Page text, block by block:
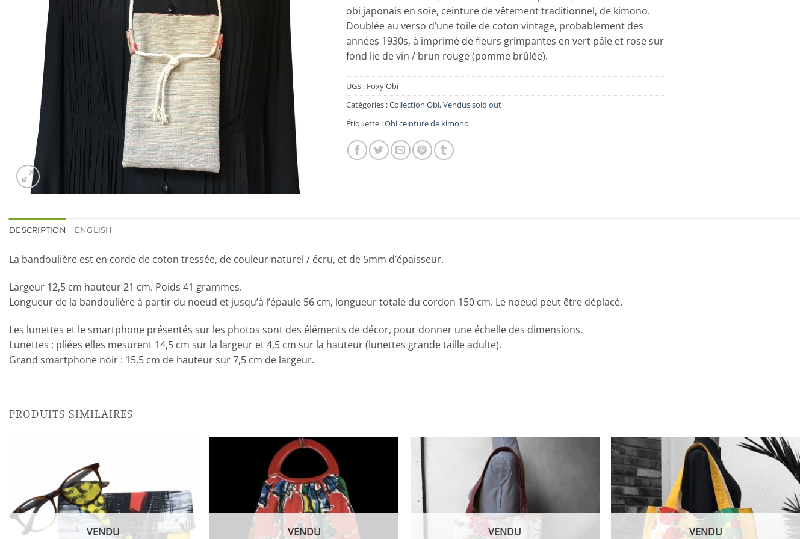
obi japonais en soie, ceinture de vêtement traditionnel, de kimono.
Doublée au verso d’une toile de coton vintage, probablement des
années 1930s, à imprimé de fleurs grimpantes en vert pâle et rose sur
fond lie de vin / brun rouge (pomme brûlée).
UGS : Foxy Obi
Catégories :Collection Obi,Vendus sold out
Étiquette :Obi ceinture de kimono
DESCRIPTION ENGLISH
La bandoulière est en corde de coton tressée, de couleur naturel / écru, et de 5mm d’épaisseur.
Largeur 12,5 cm hauteur 21 cm. Poids 41 grammes.
Longueur de la bandoulière à partir du noeud et jusqu’à l’épaule 56 cm, longueur totale du cordon 150 cm. Le noeud peut être déplacé.
Les lunettes et le smartphone présentés sur les photos sont des éléments de décor, pour donner une échelle des dimensions.
Lunettes : pliées elles mesurent 14,5 cm sur la largeur et 4,5 cm sur la hauteur (lunettes grande taille adulte).
Grand smartphone noir : 15,5 cm de hauteur sur 7,5 cm de largeur.
PRODUITS SIMILAIRES
VENDU VENDU VENDU VENDU